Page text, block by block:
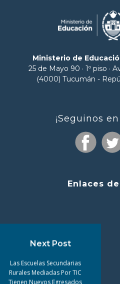
Ministerio de
25 de Mayo 90 · 1º piso ·
(4000) Tucumán -
¡Seguinos
Enlaces
Next Post
Las Escuelas Secundarias
Rurales Mediadas Por TIC
Tienen Nuevos Egresados